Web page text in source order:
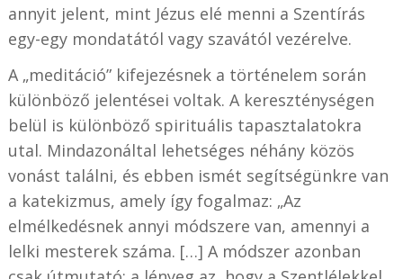
annyit jelent, mint Jézus elé menni a Szentírás
egy-egy mondatától vagy szavától vezérelve.
A „meditáció” kifejezésnek a történelem során
különböző jelentései voltak. A kereszténységen
belül is különböző spirituális tapasztalatokra
utal. Mindazonáltal lehetséges néhány közös
vonást találni, és ebben ismét segítségünkre van
a katekizmus, amely így fogalmaz: „Az
elmélkedésnek annyi módszere van, amennyi a
lelki mesterek száma. […] A módszer azonban